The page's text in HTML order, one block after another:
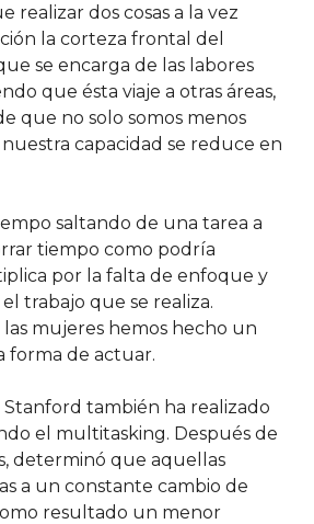
realizar dos cosas a la vez
la corteza frontal del
se encarga de las labores
que ésta viaje a otras áreas,
que no solo somos menos
capacidad se reduce en
saltando de una tarea a
tiempo como podría
por la falta de enfoque y
trabajo que se realiza.
mujeres hemos hecho un
forma de actuar.
Stanford también ha realizado
el multitasking. Después de
determinó que aquellas
a un constante cambio de
resultado un menor